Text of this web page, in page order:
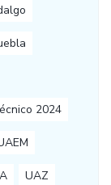
2024
UAZ